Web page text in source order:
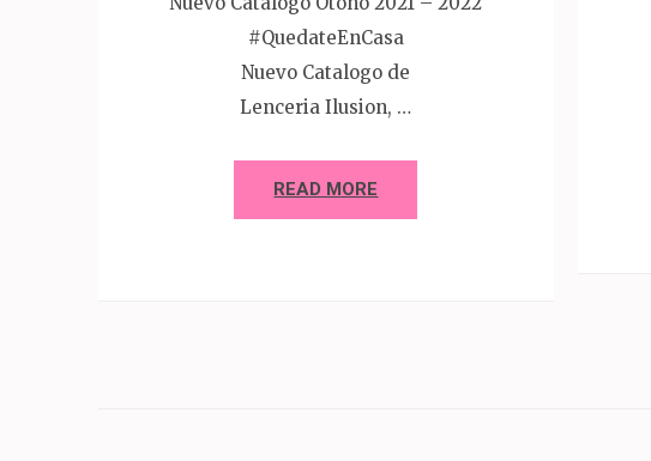
#QuedateEnCasa
Nuevo Catalogo de
Lenceria Ilusion, …
READ MORE